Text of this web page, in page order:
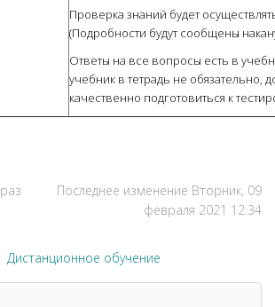
Проверка знаний будет
(Подробности будут сообщены
Ответы на все вопросы есть в
учебник в тетрадь не обязательно,
качественно подготовиться к
раз
Последнее изменение Вторник, 09
февраля 2021 12:34
Дистанционное обучение